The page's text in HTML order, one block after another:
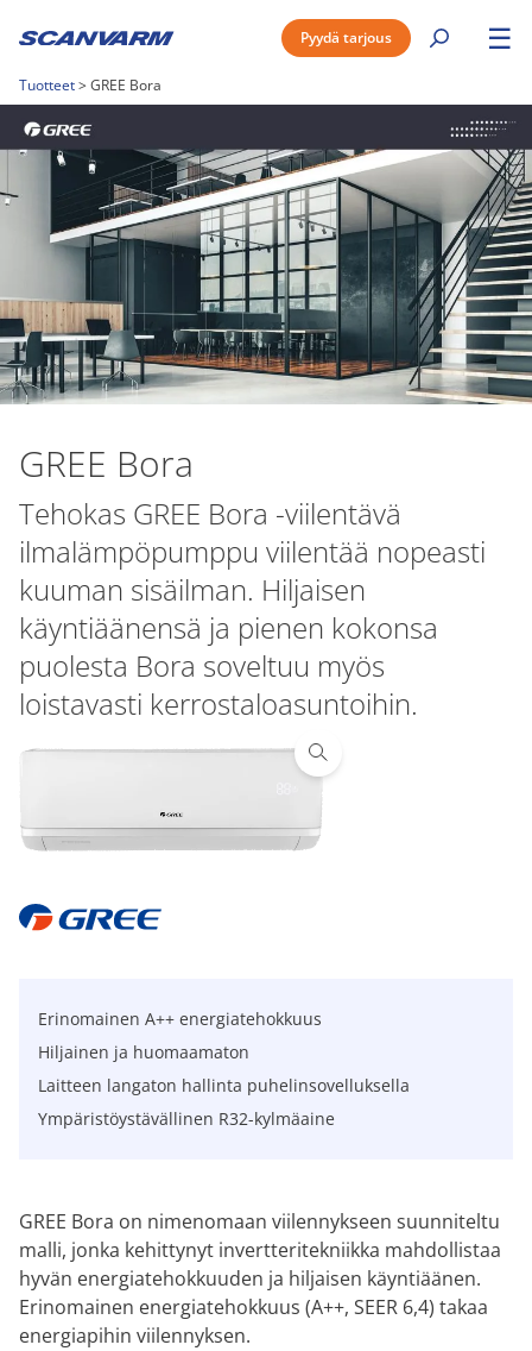
Pyydä tarjous ☰
Tuotteet> GREE Bora
GREE Bora
Tehokas GREE Bora -viilentävä
ilmalämpöpumppu viilentää nopeasti
kuuman sisäilman. Hiljaisen
käyntiäänensä ja pienen kokonsa
puolesta Bora soveltuu myös
loistavasti kerrostaloasuntoihin.
Erinomainen A++ energiatehokkuus
Hiljainen ja huomaamaton
Laitteen langaton hallinta puhelinsovelluksella
Ympäristöystävällinen R32-kylmäaine
GREE Bora on nimenomaan viilennykseen suunniteltu
malli, jonka kehittynyt invertteritekniikka mahdollistaa
hyvän energiatehokkuuden ja hiljaisen käyntiäänen.
Erinomainen energiatehokkuus (A++, SEER 6,4) takaa
energiapihin viilennyksen.